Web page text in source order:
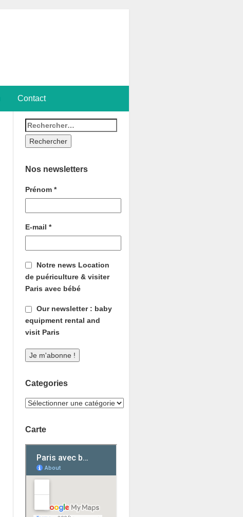
Contact
Nos newsletters
Prénom*
E-mail*
Notre news Location
de puériculture & visiter
Paris avec bébé
Our newsletter : baby
equipment rental and
visit Paris
Categories
Carte